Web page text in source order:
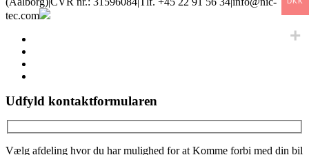
tec.com
Udfyld kontaktformularen
Vælg afdeling hvor du har mulighed for at Komme forbi med din bil